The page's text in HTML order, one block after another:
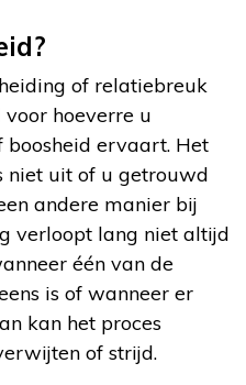
of relatiebreuk
hoeverre u
boosheid ervaart. Het
niet uit of u getrouwd
andere manier bij
verloopt lang niet altijd
één van de
is of wanneer er
kan het proces
of strijd.